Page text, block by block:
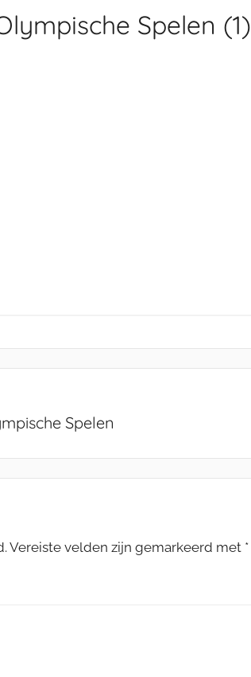
Spelen (1)
Spelen
Vereiste velden zijn gemarkeerd met *